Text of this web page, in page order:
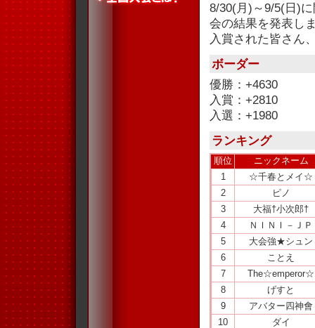
8/30(月)～9/5(日)
会の結果を発表し
入賞された皆さん
ボーダー
優勝：+4630
入賞：+2810
入選：+1980
ランキング
順位
ニックネーム
1
☆千春とメイ☆
2
ピノ
3
大福†小次郎†
4
ＮＩＮＩ－ＪＰ
5
大会強★シュン
6
ことえ
7
The☆emperor☆
8
げすと
9
アバター四神會
10
ダイ